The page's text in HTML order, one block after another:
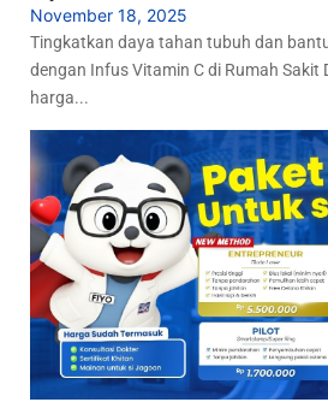
November 18, 2025
Tingkatkan daya tahan tubuh dan
dengan Infus Vitamin C di Rumah Sakit
harga...